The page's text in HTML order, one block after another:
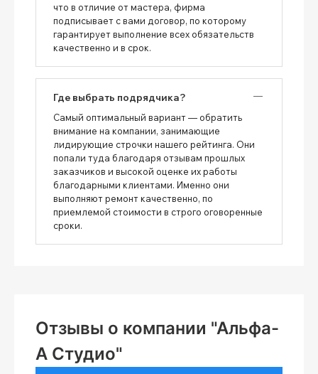
что в отличие от мастера, фирма
подписывает с вами договор, по которому
гарантирует выполнение всех обязательств
качественно и в срок.
Где выбрать подрядчика?
Самый оптимальный вариант — обратить
внимание на компании, занимающие
лидирующие строчки нашего рейтинга. Они
попали туда благодаря отзывам прошлых
заказчиков и высокой оценке их работы
благодарными клиентами. Именно они
выполняют ремонт качественно, по
приемлемой стоимости в строго оговоренные
сроки.
Отзывы о компании "Альфа-
А Студио"